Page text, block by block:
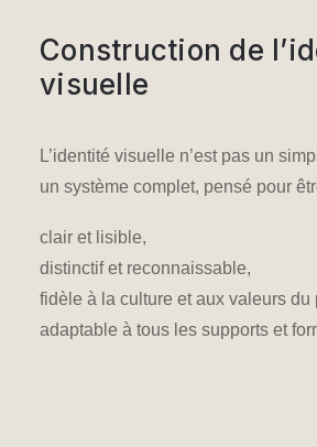
Construction de
visuelle
L’identité visuelle n’est pas un
un système complet, pensé pour
clair et lisible,
distinctif et reconnaissable,
fidèle à la culture et aux valeurs du
adaptable à tous les supports et